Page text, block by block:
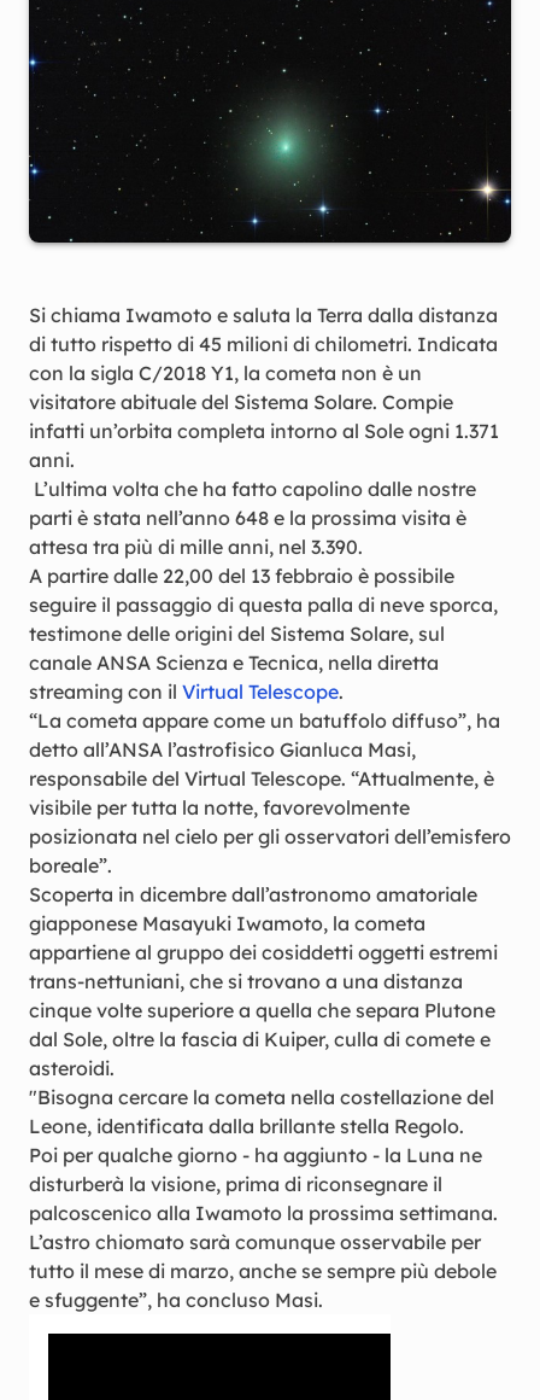
Si chiama Iwamoto e saluta la Terra dalla distanza
di tutto rispetto di 45 milioni di chilometri. Indicata
con la sigla C/2018 Y1, la cometa non è un
visitatore abituale del Sistema Solare. Compie
infatti un’orbita completa intorno al Sole ogni 1.371
anni.
L’ultima volta che ha fatto capolino dalle nostre
parti è stata nell’anno 648 e la prossima visita è
attesa tra più di mille anni, nel 3.390.
A partire dalle 22,00 del 13 febbraio è possibile
seguire il passaggio di questa palla di neve sporca,
testimone delle origini del Sistema Solare, sul
canale ANSA Scienza e Tecnica, nella diretta
streaming con il Virtual Telescope.
“La cometa appare come un batuffolo diffuso”, ha
detto all’ANSA l’astrofisico Gianluca Masi,
responsabile del Virtual Telescope. “Attualmente, è
visibile per tutta la notte, favorevolmente
posizionata nel cielo per gli osservatori dell’emisfero
boreale”.
Scoperta in dicembre dall’astronomo amatoriale
giapponese Masayuki Iwamoto, la cometa
appartiene al gruppo dei cosiddetti oggetti estremi
trans-nettuniani, che si trovano a una distanza
cinque volte superiore a quella che separa Plutone
dal Sole, oltre la fascia di Kuiper, culla di comete e
asteroidi.
"Bisogna cercare la cometa nella costellazione del
Leone, identificata dalla brillante stella Regolo.
Poi per qualche giorno - ha aggiunto - la Luna ne
disturberà la visione, prima di riconsegnare il
palcoscenico alla Iwamoto la prossima settimana.
L’astro chiomato sarà comunque osservabile per
tutto il mese di marzo, anche se sempre più debole
e sfuggente”, ha concluso Masi.